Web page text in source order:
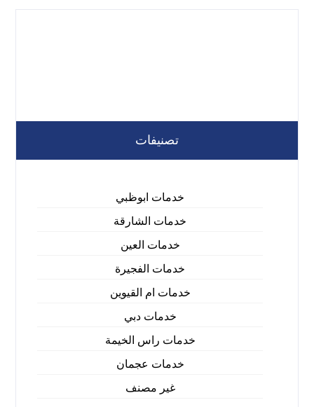
تصنيفات
خدمات ابوظبي
خدمات الشارقة
خدمات العين
خدمات الفجيرة
خدمات ام القيوين
خدمات دبي
خدمات راس الخيمة
خدمات عجمان
غير مصنف